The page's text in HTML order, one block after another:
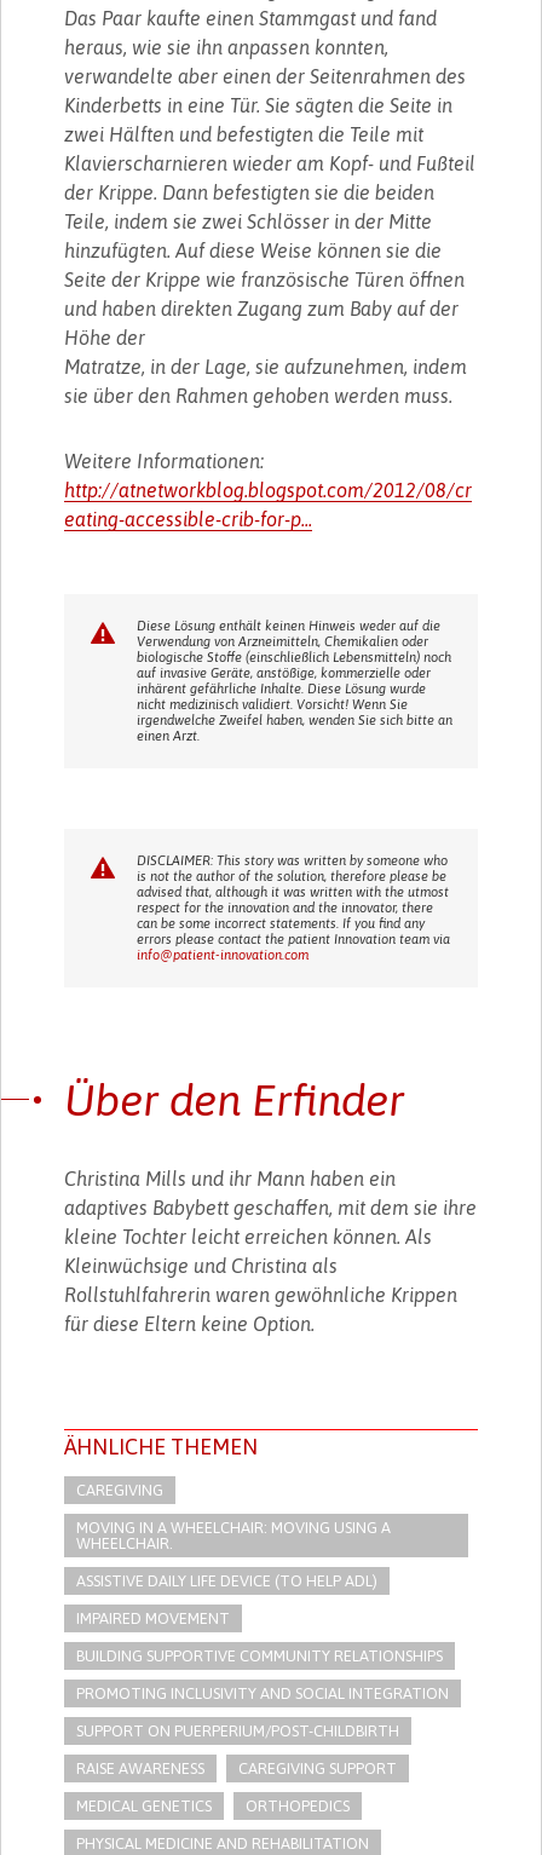
Das Paar kaufte einen Stammgast und fand
heraus, wie sie ihn anpassen konnten,
verwandelte aber einen der Seitenrahmen des
Kinderbetts in eine Tür. Sie sägten die Seite in
zwei Hälften und befestigten die Teile mit
Klavierscharnieren wieder am Kopf- und Fußteil
der Krippe. Dann befestigten sie die beiden
Teile, indem sie zwei Schlösser in der Mitte
hinzufügten. Auf diese Weise können sie die
Seite der Krippe wie französische Türen öffnen
und haben direkten Zugang zum Baby auf der
Höhe der
Matratze, in der Lage, sie aufzunehmen, indem
sie über den Rahmen gehoben werden muss.
Weitere Informationen:
http://atnetworkblog.blogspot.com/2012/08/cr
eating-accessible-crib-for-p...
Diese Lösung enthält keinen Hinweis weder auf die
Verwendung von Arzneimitteln, Chemikalien oder
biologische Stoffe (einschließlich Lebensmitteln) noch
auf invasive Geräte, anstößige, kommerzielle oder
inhärent gefährliche Inhalte. Diese Lösung wurde
nicht medizinisch validiert. Vorsicht! Wenn Sie
irgendwelche Zweifel haben, wenden Sie sich bitte an
einen Arzt.
DISCLAIMER: This story was written by someone who
is not the author of the solution, therefore please be
advised that, although it was written with the utmost
respect for the innovation and the innovator, there
can be some incorrect statements. If you find any
errors please contact the patient Innovation team via
info@patient-innovation.com
Über den Erfinder
Christina Mills und ihr Mann haben ein
adaptives Babybett geschaffen, mit dem sie ihre
kleine Tochter leicht erreichen können. Als
Kleinwüchsige und Christina als
Rollstuhlfahrerin waren gewöhnliche Krippen
für diese Eltern keine Option.
ÄHNLICHE THEMEN
CAREGIVING
MOVING IN A WHEELCHAIR: MOVING USING A
WHEELCHAIR.
ASSISTIVE DAILY LIFE DEVICE (TO HELP ADL)
IMPAIRED MOVEMENT
BUILDING SUPPORTIVE COMMUNITY RELATIONSHIPS
PROMOTING INCLUSIVITY AND SOCIAL INTEGRATION
SUPPORT ON PUERPERIUM/POST-CHILDBIRTH
RAISE AWARENESS CAREGIVING SUPPORT
MEDICAL GENETICS ORTHOPEDICS
PHYSICAL MEDICINE AND REHABILITATION